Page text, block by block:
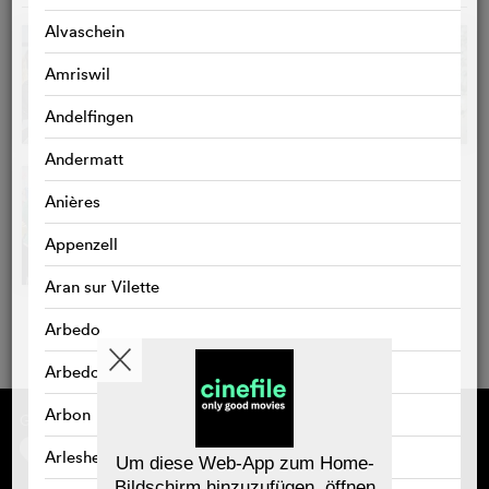
Alvaschein
Amriswil
Andelfingen
Andermatt
Anières
Appenzell
Aran sur Vilette
Arbedo
Arbedo-Castione
Arbon
Arlesheim
Gefördert von
Registrieren/abonnieren
Newsletter
Häufig gestellte Fragen (FAQ)
Um diese Web-App zum Home-